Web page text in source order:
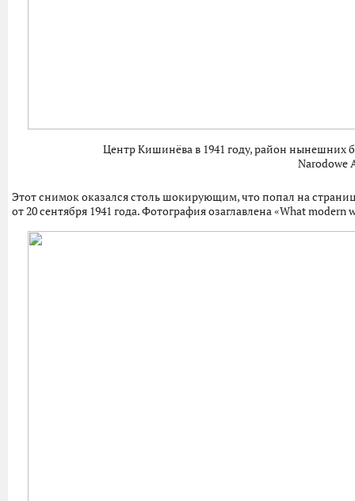
Центр Кишинёва в 1941 году, район
Narodowe
Этот снимок оказался столь шокирующим, что попал на
от 20 сентября 1941 года. Фотография озаглавлена «What